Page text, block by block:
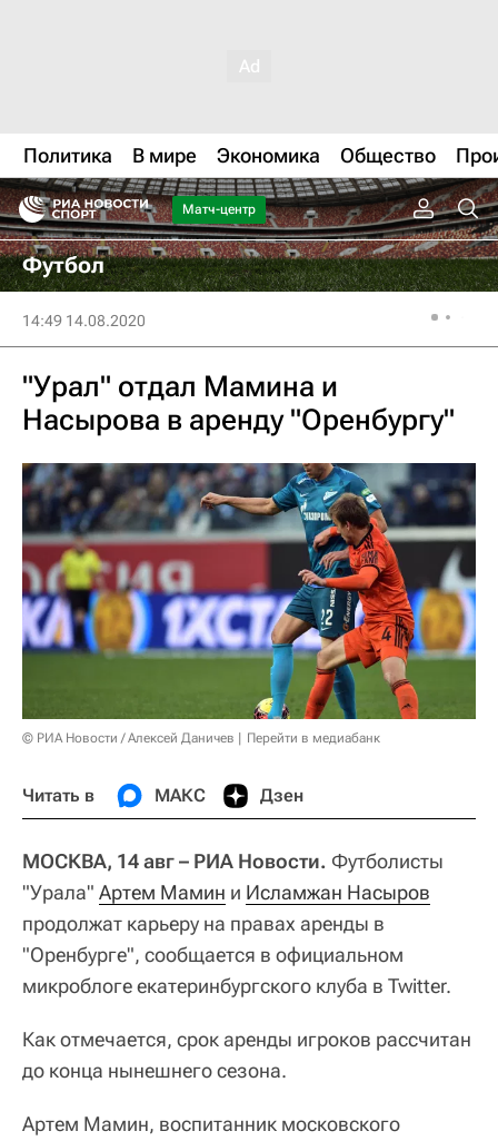
Политика В мире Экономика Общество
Матч-центр
Футбол
14:49 14.08.2020
"Урал" отдал Мамина и
Насырова в аренду "Оренбургу"
© РИА Новости / Алексей Даничев Перейти в медиабанк
Читать в МАКС Дзен
МОСКВА, 14 авг – РИА Новости. Футболисты
"Урала" Артем Мамин и Исламжан Насыров
продолжат карьеру на правах аренды в
"Оренбурге", сообщается в официальном
микроблоге екатеринбургского клуба в Twitter.
Как отмечается, срок аренды игроков рассчитан
до конца нынешнего сезона.
Артем Мамин, воспитанник московского